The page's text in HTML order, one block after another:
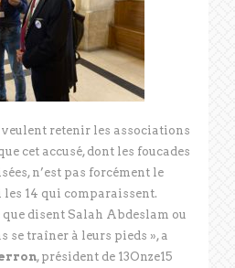
veulent retenir les associations
cet accusé, dont les foucades
n’est pas forcément le
14 qui comparaissent.
que disent Salah Abdeslam ou
se traîner à leurs pieds », a
, président de 13Onze15